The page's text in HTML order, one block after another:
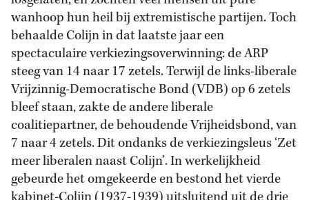
wanhoop hun heil bij extremistische partijen. Toch
behaalde Colijn in dat laatste jaar een
spectaculaire verkiezingsoverwinning: de ARP
steeg van 14 naar 17 zetels. Terwijl de links-liberale
Vrijzinnig-Democratische Bond (VDB) op 6 zetels
bleef staan, zakte de andere liberale
coalitiepartner, de behoudende Vrijheidsbond, van
7 naar 4 zetels. Dit ondanks de verkiezingsleus ‘Zet
meer liberalen naast Colijn’. In werkelijkheid
gebeurde het omgekeerde en bestond het vierde